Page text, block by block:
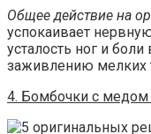
Общее действие на
успокаивает
усталость ног и боли
заживлению мелких
4. Бомбочки с медом